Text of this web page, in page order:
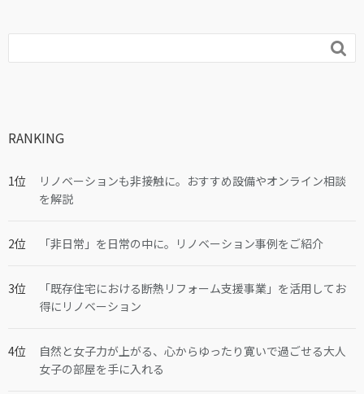

RANKING
リノベーションも非接触に。おすすめ設備やオンライン相談
を解説
「非日常」を日常の中に。リノベーション事例をご紹介
「既存住宅における断熱リフォーム支援事業」を活用してお
得にリノベーション
自然と女子力が上がる、心からゆったり寛いで過ごせる大人
女子の部屋を手に入れる